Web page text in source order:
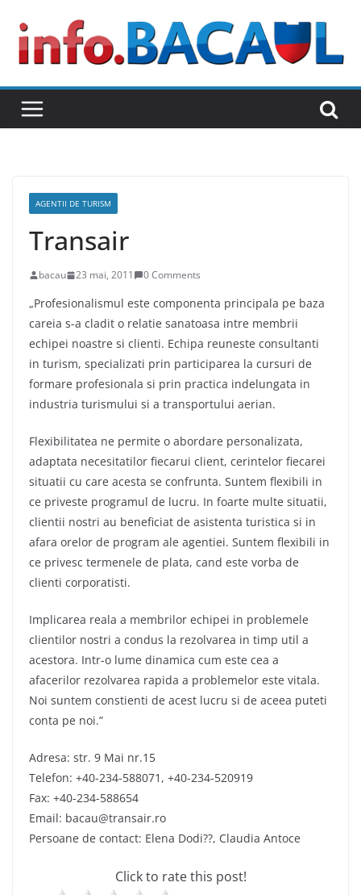
content
AGENTII DE TURISM
Transair
bacau 23 mai, 2011 0 Comments
„Profesionalismul este componenta principala pe baza
careia s-a cladit o relatie sanatoasa intre membrii
echipei noastre si clienti. Echipa reuneste consultanti
in turism, specializati prin participarea la cursuri de
formare profesionala si prin practica indelungata in
industria turismului si a transportului aerian.
Flexibilitatea ne permite o abordare personalizata,
adaptata necesitatilor fiecarui client, cerintelor fiecarei
situatii cu care acesta se confrunta. Suntem flexibili in
ce priveste programul de lucru. In foarte multe situatii,
clientii nostri au beneficiat de asistenta turistica si in
afara orelor de program ale agentiei. Suntem flexibili in
ce privesc termenele de plata, cand este vorba de
clienti corporatisti.
Implicarea reala a membrilor echipei in problemele
clientilor nostri a condus la rezolvarea in timp util a
acestora. Intr-o lume dinamica cum este cea a
afacerilor rezolvarea rapida a problemelor este vitala.
Noi suntem constienti de acest lucru si de aceea puteti
conta pe noi.”
Adresa: str. 9 Mai nr.15
Telefon: +40-234-588071, +40-234-520919
Fax: +40-234-588654
Email: bacau@transair.ro
Persoane de contact: Elena Dodi??, Claudia Antoce
Click to rate this post!